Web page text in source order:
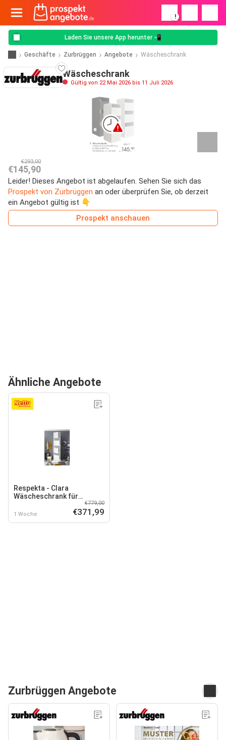
!
Laden Sie unsere App herunter 📲
Geschäfte Zurbrüggen Angebote Wäscheschrank
Wäscheschrank
Gültig von 22 Mai 2026 bis 11 Juli 2026
€293,00
€145,90
Leider! Dieses Angebot ist abgelaufen. Sehen Sie sich das
Prospekt von Zurbrüggen an oder überprüfen Sie, ob derzeit
ein Angebot gültig ist 👇
Prospekt anschauen
Ähnliche Angebote
Respekta - Clara
Wäscheschrank für
Hauswirtschaftsraum,
HWRSET3
1 Woche
€779,00
€371,99
Zurbrüggen Angebote